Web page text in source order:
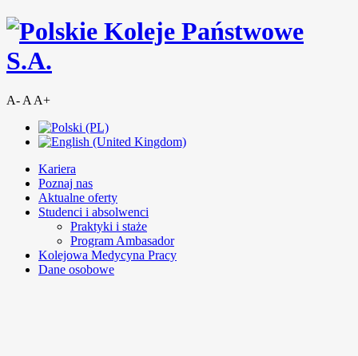
A- A A+
Kariera
Poznaj nas
Aktualne oferty
Studenci i absolwenci
Praktyki i staże
Program Ambasador
Kolejowa Medycyna Pracy
Dane osobowe